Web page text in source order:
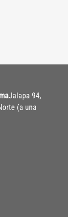
Jalapa 94,
(a una